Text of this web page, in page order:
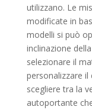
utilizzano. Le
modificate in
modelli si può
inclinazione
selezionare il
personalizzare
scegliere tra la
autoportante